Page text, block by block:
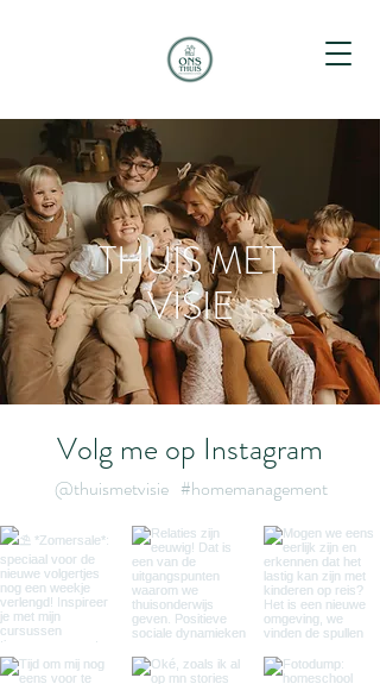
THUIS MET
VISIE
Volg me op Instagram
#homemanagement
@thuismetvisie